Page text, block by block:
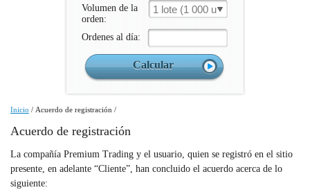
Volumen de la
orden:
1 lote (1 000 un.)
Ordenes al día:
Inicio / Acuerdo de registración /
Acuerdo de registración
La compañía Premium Trading y el usuario, quien se registró en el sitio
presente, en adelante “Cliente”, han concluido el acuerdo acerca de lo
siguiente: